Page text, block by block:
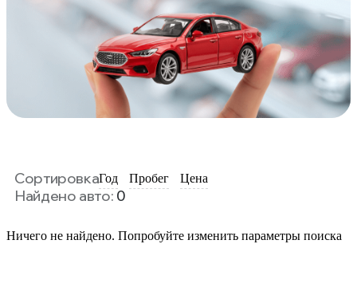
СортировкаГод Пробег Цена
Найдено авто: 0
Ничего не найдено. Попробуйте изменить параметры поиска